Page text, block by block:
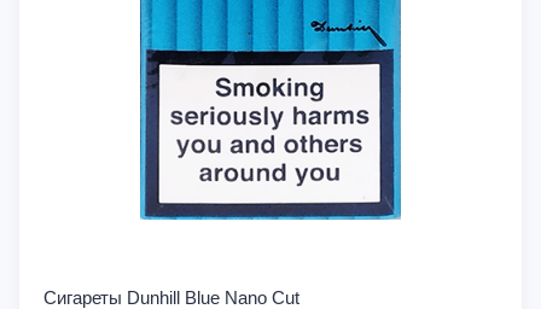
Сигареты Dunhill Blue Nano Cut